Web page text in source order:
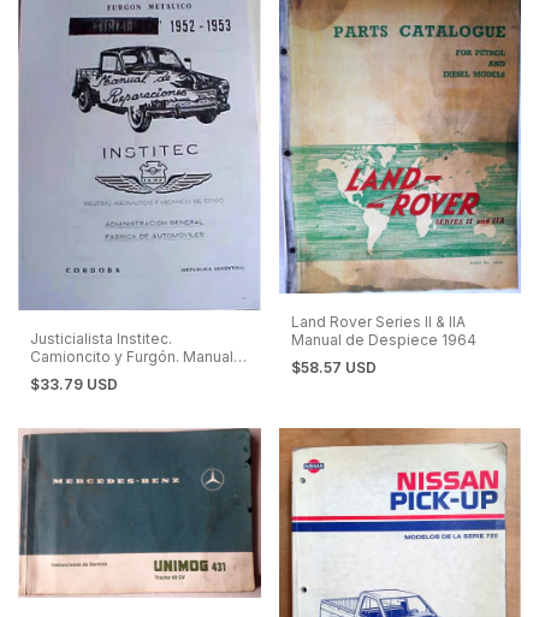
Justicialista Institec.
Camioncito y Furgón. Manual
de Taller
$33.79 USD
Land Rover Series II & IIA
Manual de Despiece 1964
$58.57 USD